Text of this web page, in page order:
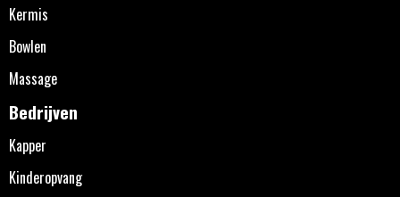
Kermis
Bowlen
Massage
Bedrijven
Kapper
Kinderopvang